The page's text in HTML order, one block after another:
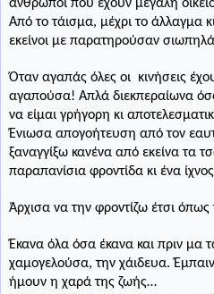
άνθρωποι που έχουν μεγάλη
Από το τάισμα, μέχρι το άλλαγμα
εκείνοι με παρατηρούσαν
Όταν αγαπάς όλες οι κινήσεις
αγαπούσα! Απλά διεκπεραίωνα
να είμαι γρήγορη κι
Ένιωσα απογοήτευση από τον
ξαναγγίξω κανένα από εκείνα τα
παραπανίσια φροντίδα κι ένα
Άρχισα να την φροντίζω έτσι όπως
Έκανα όλα όσα έκανα και πριν μα
χαμογελούσα, την χάιδευα.
ήμουν η χαρά της ζωής…